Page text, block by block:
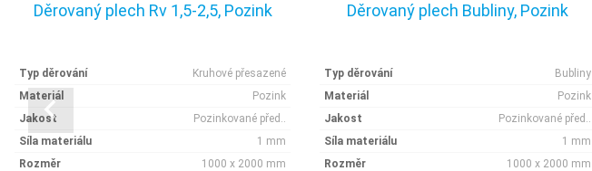
Děrovaný plech Rv 1,5-2,5, Pozink
Typ děrování
Kruhové přesazené
Materiál
Pozink
Jakost
Pozinkované před..
Síla materiálu
1 mm
Rozměr
1000 x 2000 mm
Děrovaný plech Bubliny, Pozink
Typ děrování
Bubliny
Materiál
Pozink
Jakost
Pozinkované před..
Síla materiálu
1 mm
Rozměr
1000 x 2000 mm